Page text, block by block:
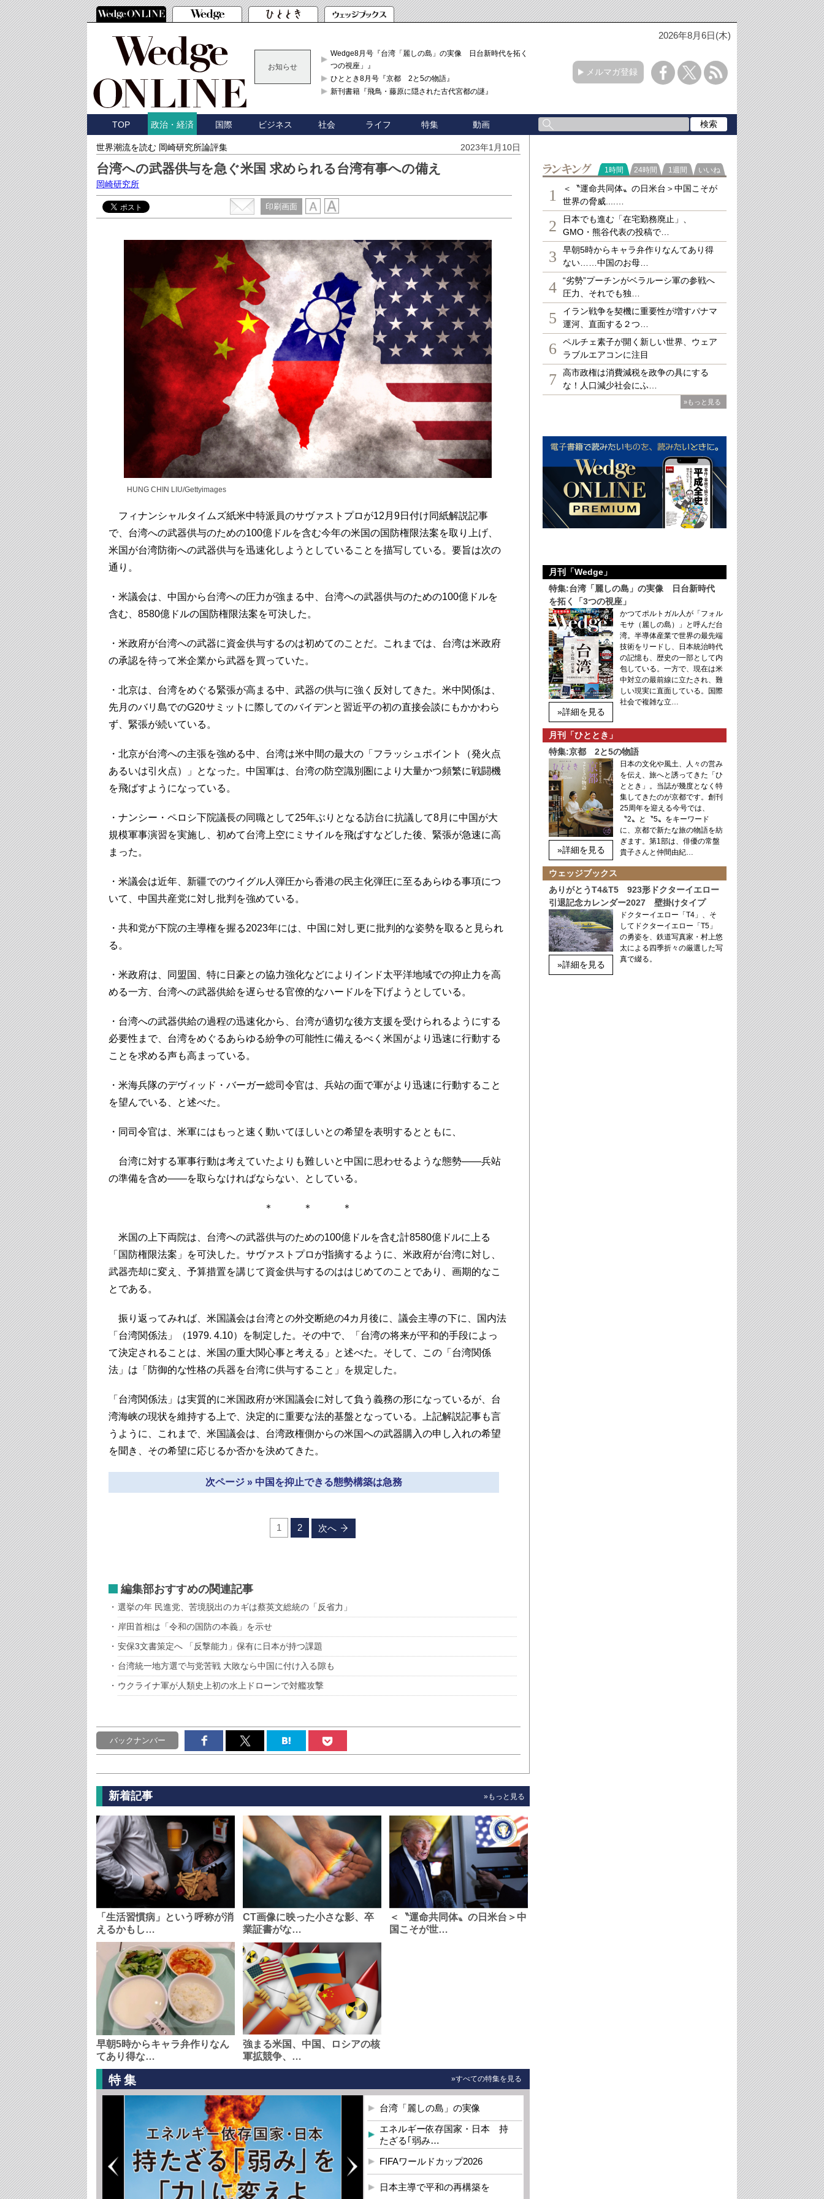
2026年8月6日(木)
お知らせ
Wedge8月号『台湾「麗しの島」の実像 日台新時代を拓く「3
つの視座」』
ひととき8月号『京都 2と5の物語』
新刊書籍『飛鳥・藤原に隠された古代宮都の謎』
メルマガ登録
TOP 政治・経済 国際 ビジネス 社会 ライフ 特集 動画
世界潮流を読む 岡崎研究所論評集 2023年1月10日
台湾への武器供与を急ぐ米国 求められる台湾有事への備え
岡崎研究所
印刷画面
HUNG CHIN LIU/Gettyimages
フィナンシャルタイムズ紙米中特派員のサヴァストプロが12月9日付け同紙解説記事
で、台湾への武器供与のための100億ドルを含む今年の米国の国防権限法案を取り上げ、
米国が台湾防衛への武器供与を迅速化しようとしていることを描写している。要旨は次の
通り。
・米議会は、中国から台湾への圧力が強まる中、台湾への武器供与のための100億ドルを
含む、8580億ドルの国防権限法案を可決した。
・米政府が台湾への武器に資金供与するのは初めてのことだ。これまでは、台湾は米政府
の承認を待って米企業から武器を買っていた。
・北京は、台湾をめぐる緊張が高まる中、武器の供与に強く反対してきた。米中関係は、
先月のバリ島でのG20サミットに際してのバイデンと習近平の初の直接会談にもかかわら
ず、緊張が続いている。
・北京が台湾への主張を強める中、台湾は米中間の最大の「フラッシュポイント（発火点
あるいは引火点）」となった。中国軍は、台湾の防空識別圏により大量かつ頻繁に戦闘機
を飛ばすようになっている。
・ナンシー・ペロシ下院議長の同職として25年ぶりとなる訪台に抗議して8月に中国が大
規模軍事演習を実施し、初めて台湾上空にミサイルを飛ばすなどした後、緊張が急速に高
まった。
・米議会は近年、新疆でのウイグル人弾圧から香港の民主化弾圧に至るあらゆる事項につ
いて、中国共産党に対し批判を強めている。
・共和党が下院の主導権を握る2023年には、中国に対し更に批判的な姿勢を取ると見られ
る。
・米政府は、同盟国、特に日豪との協力強化などによりインド太平洋地域での抑止力を高
める一方、台湾への武器供給を遅らせる官僚的なハードルを下げようとしている。
・台湾への武器供給の過程の迅速化から、台湾が適切な後方支援を受けられるようにする
必要性まで、台湾をめぐるあらゆる紛争の可能性に備えるべく米国がより迅速に行動する
ことを求める声も高まっている。
・米海兵隊のデヴィッド・バーガー総司令官は、兵站の面で軍がより迅速に行動すること
を望んでいる、と述べた。
・同司令官は、米軍にはもっと速く動いてほしいとの希望を表明するとともに、
台湾に対する軍事行動は考えていたよりも難しいと中国に思わせるような態勢――兵站
の準備を含め――を取らなければならない、としている。
＊ ＊ ＊
米国の上下両院は、台湾への武器供与のための100億ドルを含む計8580億ドルに上る
「国防権限法案」を可決した。サヴァストプロが指摘するように、米政府が台湾に対し、
武器売却に変え、予算措置を講じて資金供与するのははじめてのことであり、画期的なこ
とである。
振り返ってみれば、米国議会は台湾との外交断絶の4カ月後に、議会主導の下に、国内法
「台湾関係法」（1979. 4.10）を制定した。その中で、「台湾の将来が平和的手段によっ
て決定されることは、米国の重大関心事と考える」と述べた。そして、この「台湾関係
法」は「防御的な性格の兵器を台湾に供与すること」を規定した。
「台湾関係法」は実質的に米国政府が米国議会に対して負う義務の形になっているが、台
湾海峡の現状を維持する上で、決定的に重要な法的基盤となっている。上記解説記事も言
うように、これまで、米国議会は、台湾政権側からの米国への武器購入の申し入れの希望
を聞き、その希望に応じるか否かを決めてきた。
次ページ » 中国を抑止できる態勢構築は急務
1 2 次へ
編集部おすすめの関連記事
選挙の年 民進党、苦境脱出のカギは蔡英文総統の「反省力」
岸田首相は「令和の国防の本義」を示せ
安保3文書策定へ 「反撃能力」保有に日本が持つ課題
台湾統一地方選で与党苦戦 大敗なら中国に付け入る隙も
ウクライナ軍が人類史上初の水上ドローンで対艦攻撃
バックナンバー
新着記事 »もっと見る
「生活習慣病」という呼称が消
えるかもし…
CT画像に映った小さな影、卒
業証書がな…
＜〝運命共同体〟の日米台＞中
国こそが世…
早朝5時からキャラ弁作りなん
てあり得な…
強まる米国、中国、ロシアの核
軍拡競争、…
特集 »すべての特集を見る
台湾「麗しの島」の実像
エネルギー依存国家・日本 持
たざる｢弱み…
FIFAワールドカップ2026
日本主導で平和の再構築を
ランキング
1時間 24時間 1週間 いいね
1
＜〝運命共同体〟の日米台＞中国こそが
世界の脅威....…
2
日本でも進む「在宅勤務廃止」、
GMO・熊谷代表の投稿で…
3
早朝5時からキャラ弁作りなんてあり得
ない……中国のお母…
4
“劣勢”プーチンがベラルーシ軍の参戦へ
圧力、それでも独…
5
イラン戦争を契機に重要性が増すパナマ
運河、直面する２つ…
6
ペルチェ素子が開く新しい世界、ウェア
ラブルエアコンに注目
7
高市政権は消費減税を政争の具にする
な！人口減少社会にふ…
»もっと見る
月刊「Wedge」
特集:台湾「麗しの島」の実像 日台新時代
を拓く「3つの視座」
»詳細を見る
かつてポルトガル人が「フォル
モサ（麗しの島）」と呼んだ台
湾。半導体産業で世界の最先端
技術をリードし、日本統治時代
の記憶も、歴史の一部として内
包している。一方で、現在は米
中対立の最前線に立たされ、難
しい現実に直面している。国際
社会で複雑な立…
月刊「ひととき」
特集:京都 2と5の物語
»詳細を見る
日本の文化や風土、人々の営み
を伝え、旅へと誘ってきた「ひ
ととき」。当誌が幾度となく特
集してきたのが京都です。創刊
25周年を迎える今号では、
〝2〟と〝5〟をキーワード
に、京都で新たな旅の物語を紡
ぎます。第1部は、俳優の常盤
貴子さんと仲間由紀…
ウェッジブックス
ありがとうT4&T5 923形ドクターイエロー
引退記念カレンダー2027 壁掛けタイプ
»詳細を見る
ドクターイエロー「T4」、そ
してドクターイエロー「T5」
の勇姿を、鉄道写真家・村上悠
太による四季折々の厳選した写
真で綴る。